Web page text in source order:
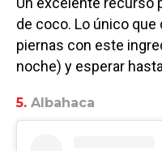
de coco. Lo único
piernas con este
noche) y esperar
5. Albahaca